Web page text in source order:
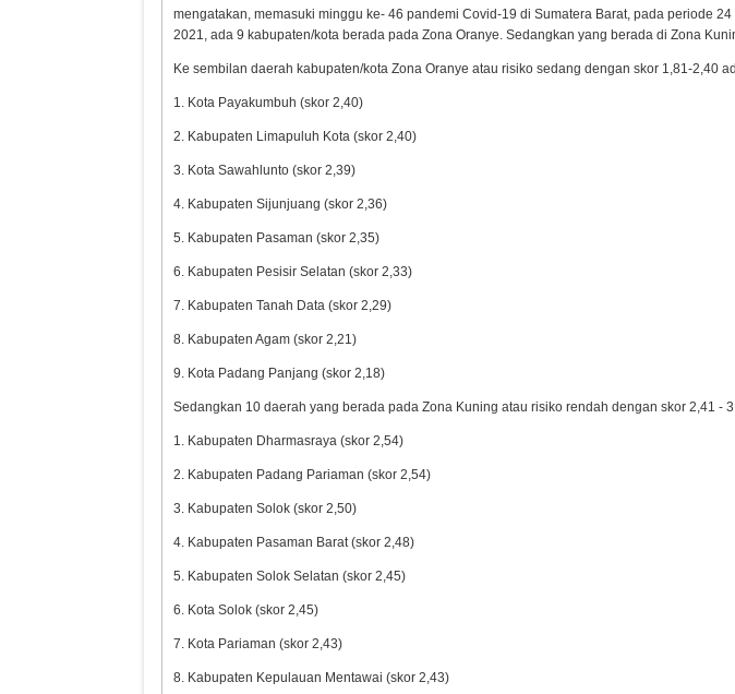
mengatakan, memasuki minggu ke- 46 pandemi Covid-19 di Sumatera Barat, pada periode
2021, ada 9 kabupaten/kota berada pada Zona Oranye. Sedangkan yang berada di Zona
Ke sembilan daerah kabupaten/kota Zona Oranye atau risiko sedang dengan skor 1,81-2,40
1. Kota Payakumbuh (skor 2,40)
2. Kabupaten Limapuluh Kota (skor 2,40)
3. Kota Sawahlunto (skor 2,39)
4. Kabupaten Sijunjuang (skor 2,36)
5. Kabupaten Pasaman (skor 2,35)
6. Kabupaten Pesisir Selatan (skor 2,33)
7. Kabupaten Tanah Data (skor 2,29)
8. Kabupaten Agam (skor 2,21)
9. Kota Padang Panjang (skor 2,18)
Sedangkan 10 daerah yang berada pada Zona Kuning atau risiko rendah dengan skor 2,41 -
1. Kabupaten Dharmasraya (skor 2,54)
2. Kabupaten Padang Pariaman (skor 2,54)
3. Kabupaten Solok (skor 2,50)
4. Kabupaten Pasaman Barat (skor 2,48)
5. Kabupaten Solok Selatan (skor 2,45)
6. Kota Solok (skor 2,45)
7. Kota Pariaman (skor 2,43)
8. Kabupaten Kepulauan Mentawai (skor 2,43)